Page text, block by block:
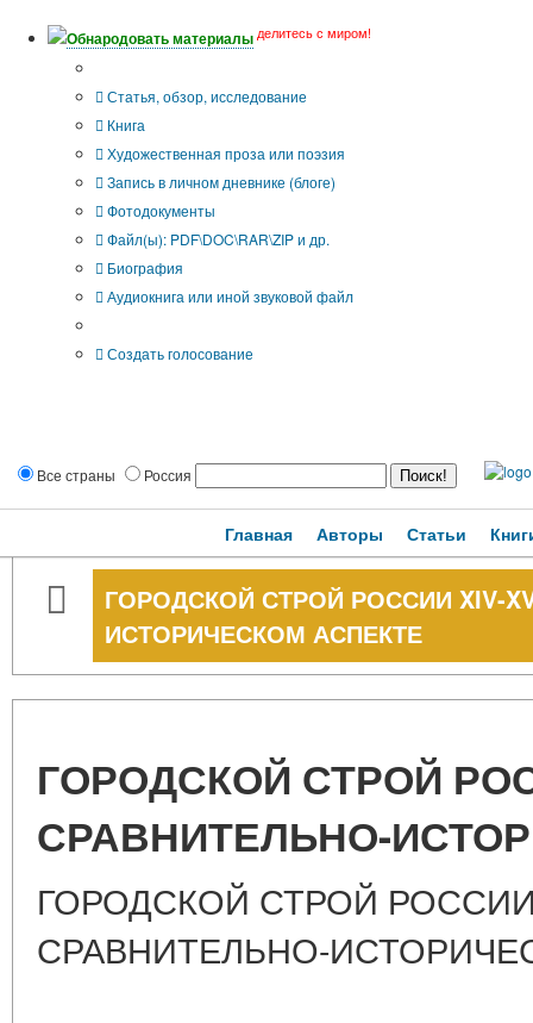
Обнародовать материалы делитесь с миром!
Статья, обзор, исследование
Книга
Художественная проза или поэзия
Запись в личном дневнике (блоге)
Фотодокументы
Файл(ы): PDF\DOC\RAR\ZIP и др.
Биография
Аудиокнига или иной звуковой файл
Создать голосование
Все страны Россия
Главная Авторы Статьи
ГОРОДСКОЙ СТРОЙ РОССИИ XIV-
ИСТОРИЧЕСКОМ АСПЕКТЕ
ГОРОДСКОЙ СТРОЙ
СРАВНИТЕЛЬНО-
ГОРОДСКОЙ СТРОЙ РОССИИ
СРАВНИТЕЛЬНО-